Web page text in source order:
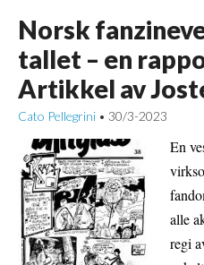
Norsk
tallet – en
Artikkel av
Cato Pellegrini • 30/3-2023
En
alle
regi